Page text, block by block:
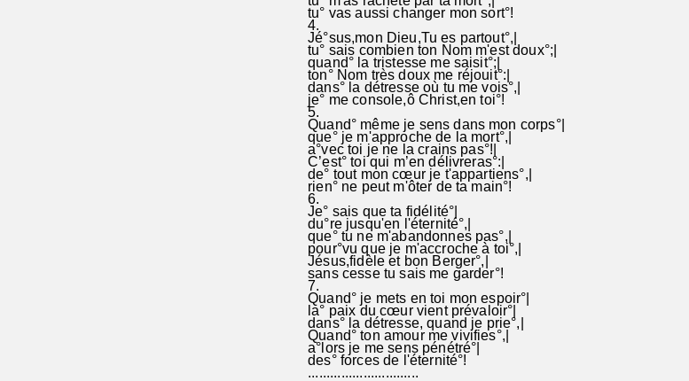
tu° vas aussi changer mon sort°!
4.
Jé°sus,mon Dieu,Tu es partout°,|
tu° sais combien ton Nom m'est doux°;|
quand° la tristesse me saisit°;|
ton° Nom très doux me réjouit°:|
dans° la détresse où tu me vois°,|
je° me console,ô Christ,en toi°!
5.
Quand° même je sens dans mon corps°|
que° je m'approche de la mort°,|
a°vec toi je ne la crains pas°!|
C’est° toi qui m’en délivreras°:|
de° tout mon cœur je t'appartiens°,|
rien° ne peut m'ôter de ta main°!
6.
Je° sais que ta fidélité°|
du°re jusqu'en l'éternité°,|
que° tu ne m'abandonnes pas°,|
pour°vu que je m'accroche à toi°,|
Jésus,fidèle et bon Berger°,|
sans cesse tu sais me garder°!
7.
Quand° je mets en toi mon espoir°|
la° paix du cœur vient prévaloir°|
dans° la détresse, quand je prie°,|
Quand° ton amour me vivifies°,|
a°lors je me sens pénétré°|
des° forces de l'éternité°!
..............................